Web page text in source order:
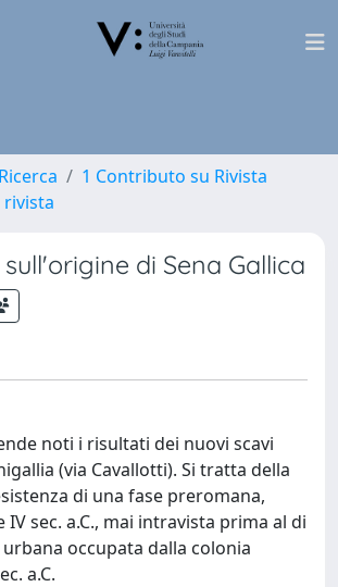
1 Contributo su Rivista
rivista
di Sena Gallica
noti i risultati dei nuovi scavi
(via Cavallotti). Si tratta della
di una fase preromana,
IV sec. a.C., mai intravista prima al di
occupata dalla colonia
a.C.